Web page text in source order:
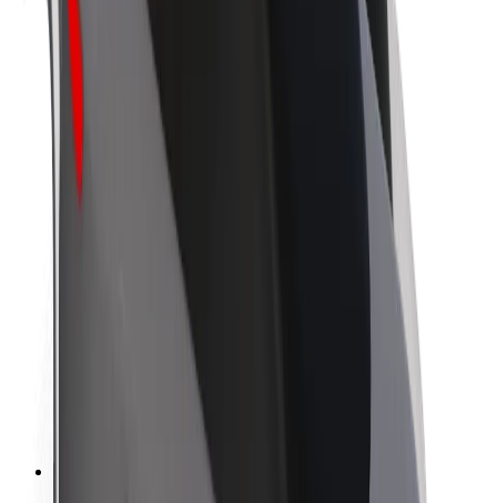
O společnosti Bolt
Udržitelnost podle Boltu
Projekt Zero
Tiskové centrum
Pokyny ke značce
Naše poslání